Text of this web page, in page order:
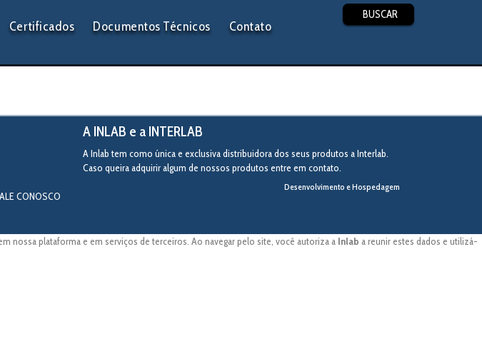
BUSCAR
Certificados Documentos Técnicos Contato
A INLAB e a INTERLAB
A Inlab tem como única e exclusiva distribuidora dos seus produtos a Interlab.
Caso queira adquirir algum de nossos produtos entre em contato.
CONOSCO
Desenvolvimento e Hospedagem
nossa plataforma e em serviços de terceiros. Ao navegar pelo site, você autoriza a Inlab a reunir estes dados e utilizá-